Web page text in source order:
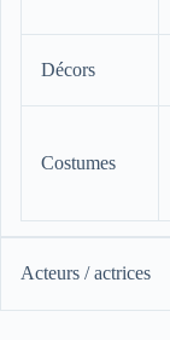
Décors
Costumes
Acteurs / actrices